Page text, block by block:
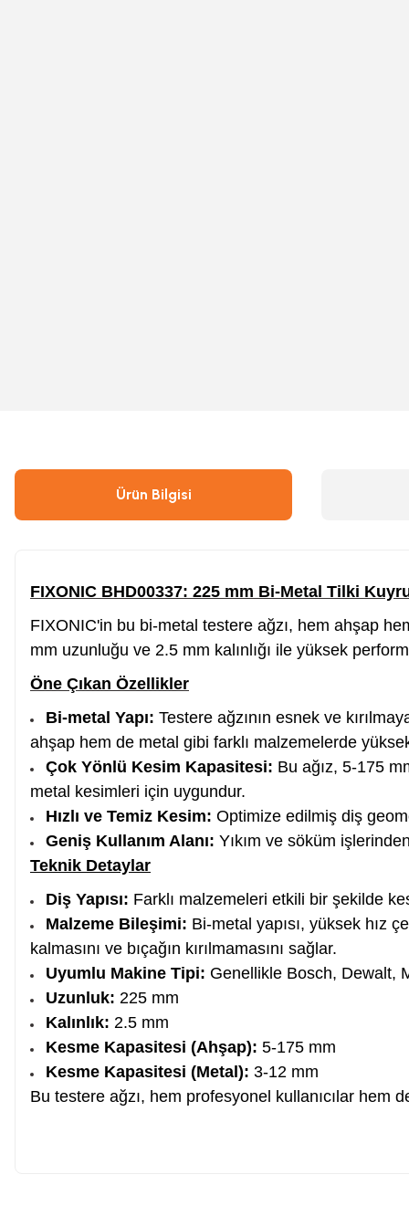
Ahşap & Metal Kesme
Hava Kompresörü
Endüstriyel Temizleme
Tilki Kuyruğu
Freze
Somun Sıkma Makinesi
Karot Makinesi
Sıcak Hava Tabancaları
Kapı Hidroliği
Oto, Motosiklet, Scooter ve Bisiklet
Şaloma & Pürmüzler
Ürün Bilgisi
FIXONIC BHD00337: 225 mm Bi-Metal Tilki
FIXONIC'in bu bi-metal testere ağzı, hem ahşap
mm uzunluğu ve 2.5 mm kalınlığı ile yüksek
Öne Çıkan Özellikler
Bi-metal Yapı: Testere ağzının esnek ve
ahşap hem de metal gibi farklı malzemelerde yüksek
Çok Yönlü Kesim Kapasitesi: Bu ağız, 5-175
metal kesimleri için uygundur.
Hızlı ve Temiz Kesim: Optimize edilmiş diş
Geniş Kullanım Alanı: Yıkım ve söküm
Teknik Detaylar
Diş Yapısı: Farklı malzemeleri etkili bir şekilde
Malzeme Bileşimi: Bi-metal yapısı, yüksek hız
kalmasını ve bıçağın kırılmamasını sağlar.
Uyumlu Makine Tipi: Genellikle Bosch, Dewalt,
Uzunluk: 225 mm
Kalınlık: 2.5 mm
Kesme Kapasitesi (Ahşap): 5-175 mm
Kesme Kapasitesi (Metal): 3-12 mm
Bu testere ağzı, hem profesyonel kullanıcılar hem